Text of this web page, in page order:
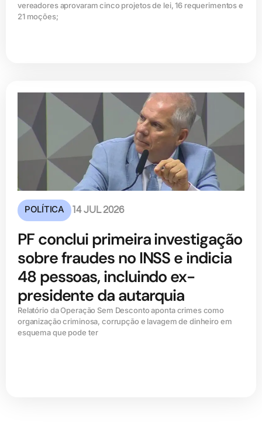
vereadores aprovaram cinco projetos de lei, 16 requerimentos e
21 moções;
POLÍTICA 14 JUL 2026
PF conclui primeira investigação
sobre fraudes no INSS e indicia
48 pessoas, incluindo ex-
presidente da autarquia
Relatório da Operação Sem Desconto aponta crimes como
organização criminosa, corrupção e lavagem de dinheiro em
esquema que pode ter